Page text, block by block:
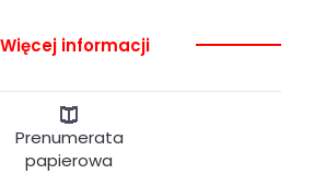
Więcej informacji
Prenumerata
papierowa